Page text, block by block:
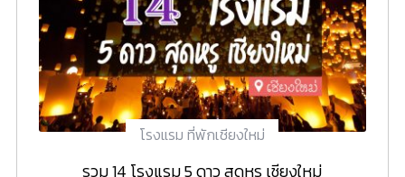
โรงแรม ที่พักเชียงใหม่
รวม 14 โรงแรม 5 ดาว สุดหรู เชียงใหม่